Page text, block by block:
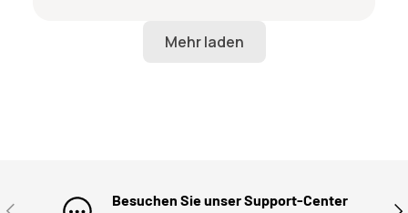
VORHERIGE
Besuchen Sie unser Support-Center